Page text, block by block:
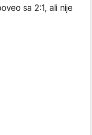
sa 2:1, ali nije